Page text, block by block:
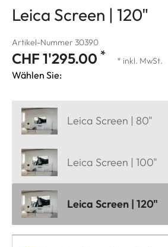
Leica Screen | 120"
Artikel-Nummer 30390
CHF 1'295.00 * * inkl. MwSt.
Wählen Sie:
Leica Screen | 80"
Leica Screen | 100"
Leica Screen | 120"